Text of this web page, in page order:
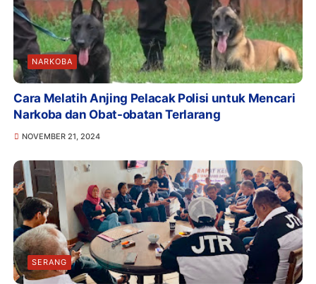
NARKOBA
Cara Melatih Anjing Pelacak Polisi untuk Mencari
Narkoba dan Obat-obatan Terlarang
NOVEMBER 21, 2024
SERANG